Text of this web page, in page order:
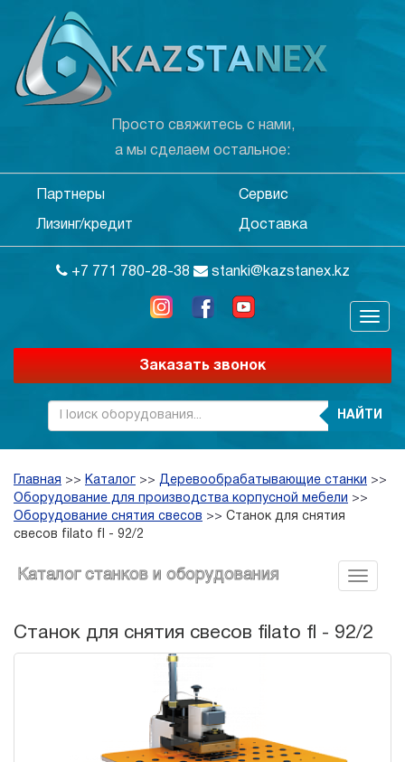
Просто свяжитесь с нами,
а мы сделаем остальное:
Партнеры Сервис
Лизинг/кредит Доставка
+7 771 780-28-38 stanki@kazstanex.kz
Заказать звонок
НАЙТИ
Главная >> Каталог >> Деревообрабатывающие станки >>
Оборудование для производства корпусной мебели >>
Оборудование снятия свесов >> Станок для снятия
свесов filato fl - 92/2
Каталог станков и оборудования
Станок для снятия свесов filato fl - 92/2